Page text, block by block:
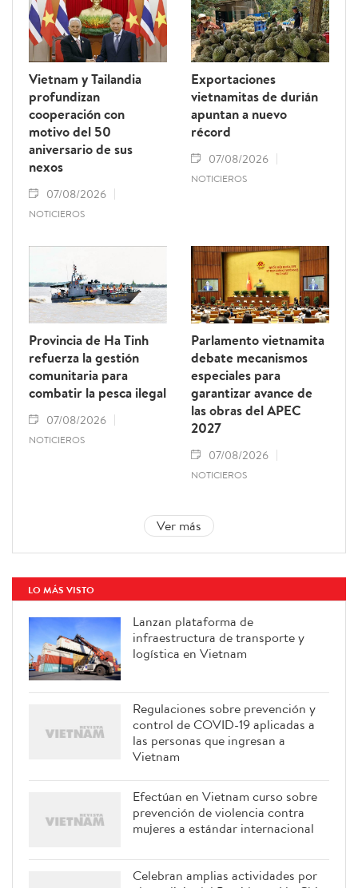
Vietnam y Tailandia
profundizan
cooperación con
motivo del 50
aniversario de sus
nexos
07/08/2026
NOTICIEROS
Exportaciones
vietnamitas de durián
apuntan a nuevo
récord
07/08/2026
NOTICIEROS
Provincia de Ha Tinh
refuerza la gestión
comunitaria para
combatir la pesca ilegal
07/08/2026
NOTICIEROS
Parlamento vietnamita
debate mecanismos
especiales para
garantizar avance de
las obras del APEC
2027
07/08/2026
NOTICIEROS
Ver más
LO MÁS VISTO
Lanzan plataforma de
infraestructura de transporte y
logística en Vietnam
Regulaciones sobre prevención y
control de COVID-19 aplicadas a
las personas que ingresan a
Vietnam
Efectúan en Vietnam curso sobre
prevención de violencia contra
mujeres a estándar internacional
Celebran amplias actividades por